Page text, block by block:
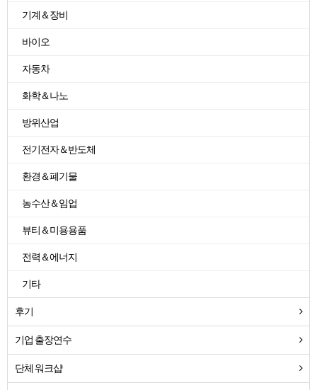
기계＆장비
바이오
자동차
화학＆나노
방위산업
전기전자＆반도체
환경＆폐기물
농수산＆임업
뷰티＆미용용품
전력＆에너지
기타
후기
기업 출장연수
단체 워크샵